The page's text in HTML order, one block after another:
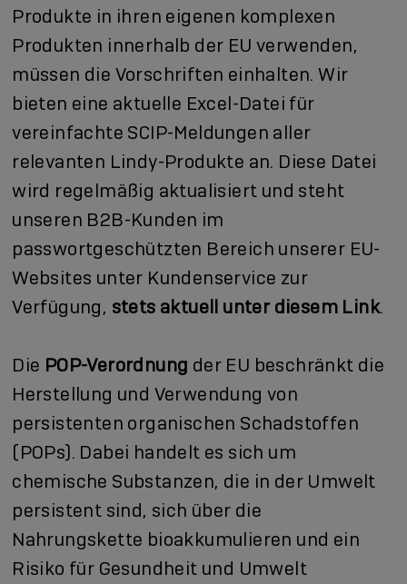
Produkte in ihren eigenen komplexen
Produkten innerhalb der EU verwenden,
müssen die Vorschriften einhalten. Wir
bieten eine aktuelle Excel-Datei für
vereinfachte SCIP-Meldungen aller
relevanten Lindy-Produkte an. Diese Datei
wird regelmäßig aktualisiert und steht
unseren B2B-Kunden im
passwortgeschützten Bereich unserer EU-
Websites unter Kundenservice zur
Verfügung, stets aktuell unter diesem Link.
Die POP-Verordnung der EU beschränkt die
Herstellung und Verwendung von
persistenten organischen Schadstoffen
(POPs). Dabei handelt es sich um
chemische Substanzen, die in der Umwelt
persistent sind, sich über die
Nahrungskette bioakkumulieren und ein
Risiko für Gesundheit und Umwelt